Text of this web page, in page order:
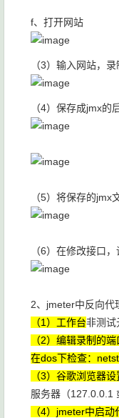
f、打开网站
（3）输入网站，
（4）保存成jmx的
（5）将保存的jmx
（6）在修改接口
2、jmeter中反向代
（1）工作台非测试
（2）编辑录制的
在dos下检查：
（3）谷歌浏览器设
服务器（127.0.0.1
（4）jmeter中启